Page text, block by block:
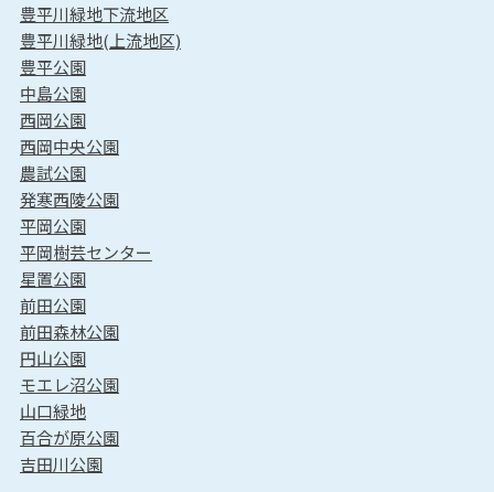
豊平川緑地下流地区
豊平川緑地(上流地区)
豊平公園
中島公園
西岡公園
西岡中央公園
農試公園
発寒西陵公園
平岡公園
平岡樹芸センター
星置公園
前田公園
前田森林公園
円山公園
モエレ沼公園
山口緑地
百合が原公園
吉田川公園